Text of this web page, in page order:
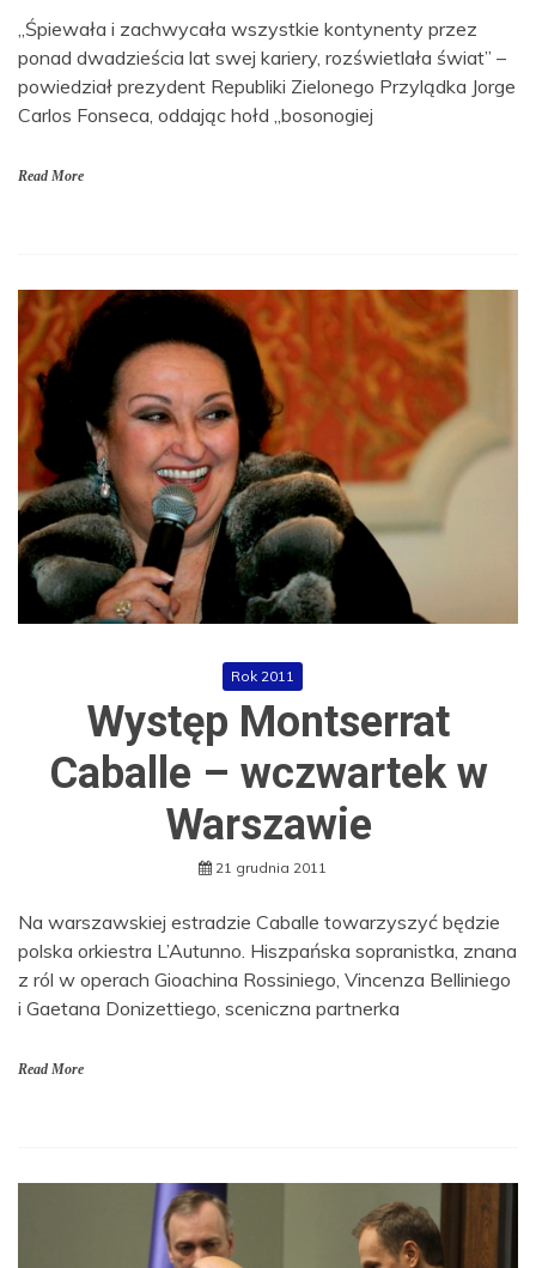
„Śpiewała i zachwycała wszystkie kontynenty przez
ponad dwadzieścia lat swej kariery, rozświetlała świat” –
powiedział prezydent Republiki Zielonego Przylądka Jorge
Carlos Fonseca, oddając hołd „bosonogiej
Read More
Rok 2011
Występ Montserrat
Caballe – wczwartek w
Warszawie
21 grudnia 2011
Na warszawskiej estradzie Caballe towarzyszyć będzie
polska orkiestra L’Autunno. Hiszpańska sopranistka, znana
z ról w operach Gioachina Rossiniego, Vincenza Belliniego
i Gaetana Donizettiego, sceniczna partnerka
Read More